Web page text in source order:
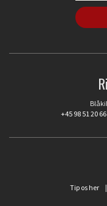
+45 98 51 20 66
Tip os her